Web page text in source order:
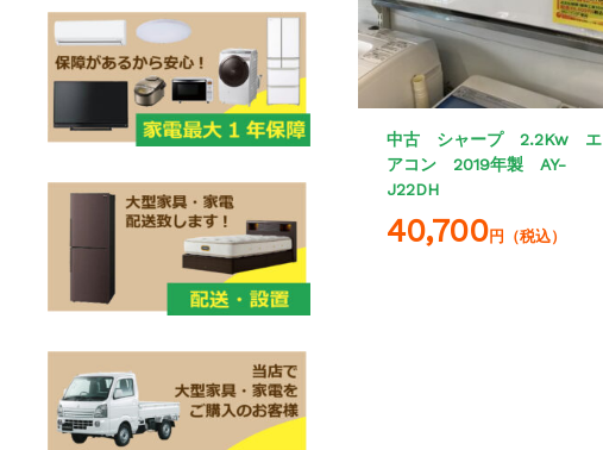
中古 シャープ 2.2Kw エ
アコン 2019年製 AY-
J22DH
40,700円（税込）